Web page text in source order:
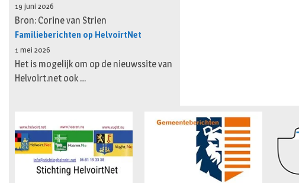
19 juni 2026
Bron: Corine van Strien
Familieberichten op HelvoirtNet
1 mei 2026
Het is mogelijk om op de nieuwssite van
Helvoirt.net ook …